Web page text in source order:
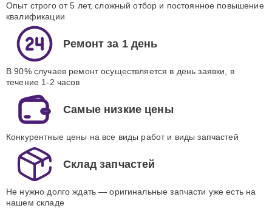
Опыт строго от 5 лет, сложный отбор и постоянное повышение
квалификации
Ремонт за 1 день
В 90% случаев ремонт осуществляется в день заявки, в
течение 1-2 часов
Самые низкие цены
Конкурентные цены на все виды работ и виды запчастей
Склад запчастей
Не нужно долго ждать — оригинальные запчасти уже есть на
нашем складе